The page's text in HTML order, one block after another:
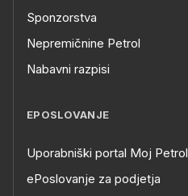
Sponzorstva
Nepremičnine Petrol
Nabavni razpisi
EPOSLOVANJE
Uporabniški portal Moj Petrol
ePoslovanje za podjetja